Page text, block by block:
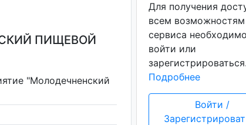
ПИЩЕВОЙ
"Молодечненский
Для получения
всем возможностям
сервиса
войти или
Подробнее
Войти /